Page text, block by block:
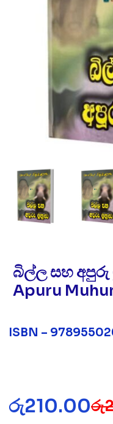
බිල්ල සහ අපුරු
Apuru
ISBN –
රු
රු210.00